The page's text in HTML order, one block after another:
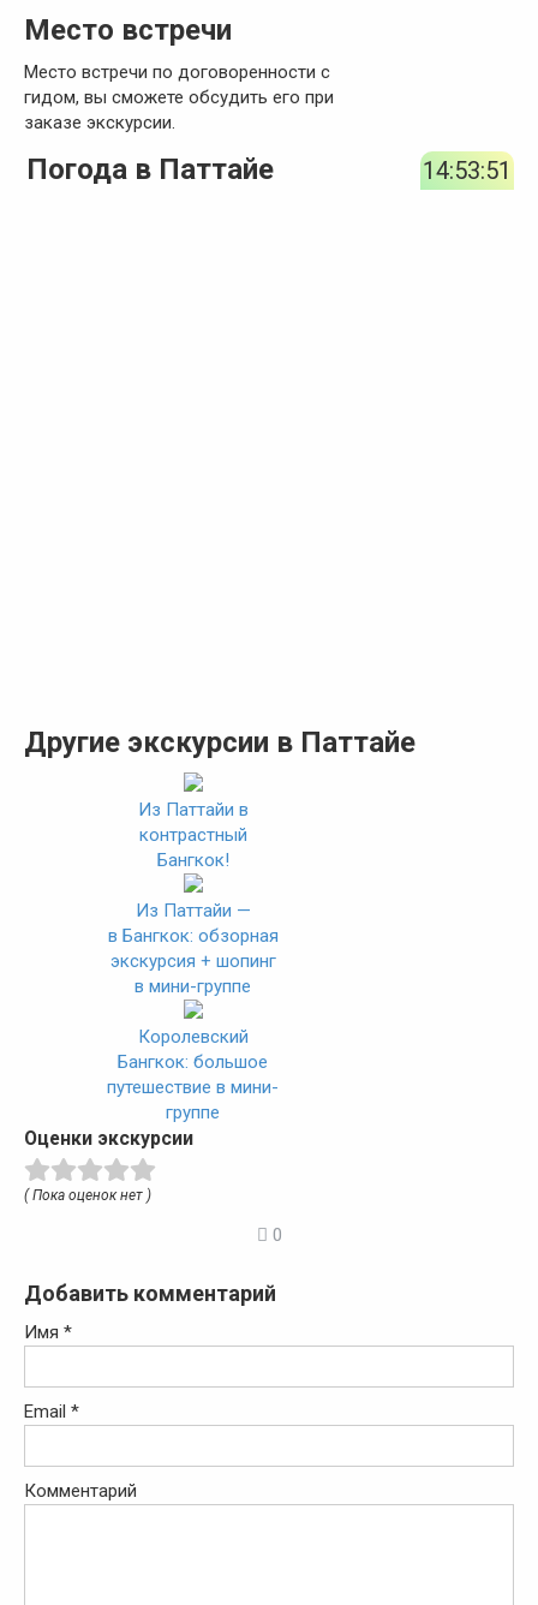
Место встречи
Место встречи по договоренности с
гидом, вы сможете обсудить его при
заказе экскурсии.
Погода в Паттайе 14:53:52
Другие экскурсии в Паттайе
Из Паттайи в
контрастный
Бангкок!
Из Паттайи —
в Бангкок: обзорная
экскурсия + шопинг
в мини-группе
Королевский
Бангкок: большое
путешествие в мини-
группе
Оценки экскурсии
( Пока оценок нет )
0
Добавить комментарий
Имя *
Email *
Комментарий